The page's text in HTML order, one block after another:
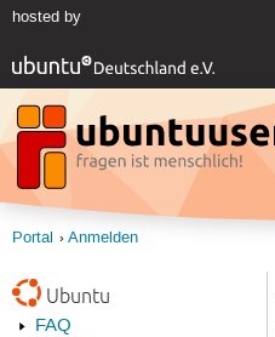
hosted by
Portal Anmelden
Ubuntu
FAQ